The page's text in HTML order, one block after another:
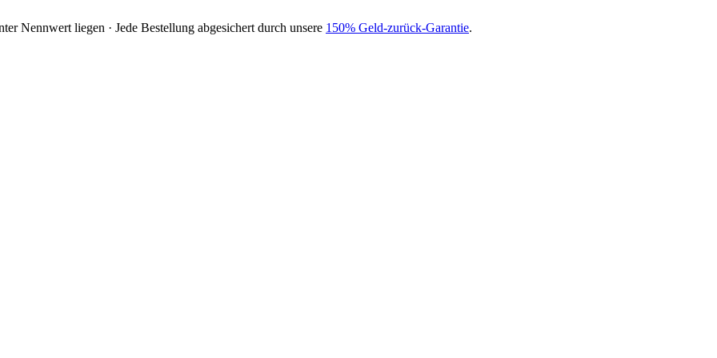
Nennwert liegen · Jede Bestellung abgesichert durch unsere 150% Geld-zurück-Garantie.